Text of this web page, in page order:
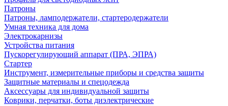
Патроны
Патроны, ламподержатели, стартеродержатели
Умная техника для дома
Электрокарнизы
Устройства питания
Пускорегулирующий аппарат (ПРА, ЭПРА)
Стартер
Инструмент, измерительные приборы и средства защиты
Защитные материалы и спецодежда
Аксессуары для индивидуальной защиты
Коврики, перчатки, боты диэлектрические